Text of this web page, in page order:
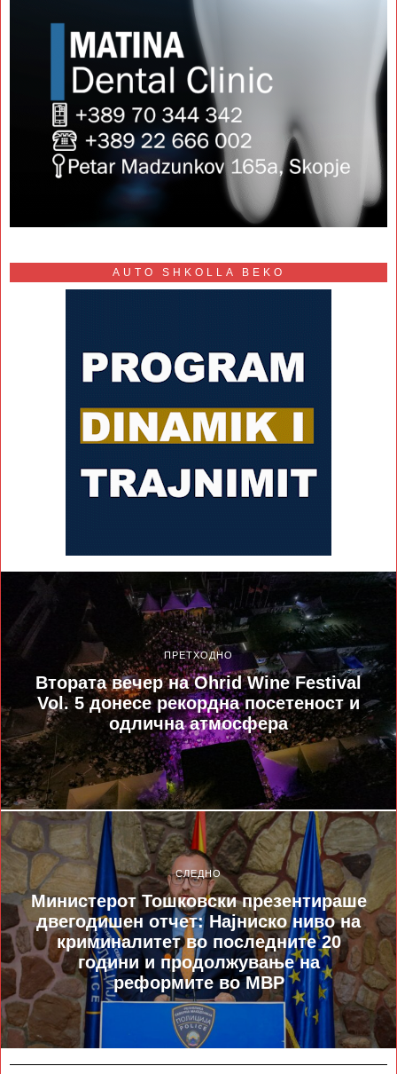
AUTO SHKOLLA BEKO
ПРЕТХОДНО
Втората вечер на Ohrid Wine Festival
Vol. 5 донесе рекордна посетеност и
одлична атмосфера
СЛЕДНО
Министерот Тошковски презентираше
двегодишен отчет: Најниско ниво на
криминалитет во последните 20
години и продолжување на
реформите во МВР